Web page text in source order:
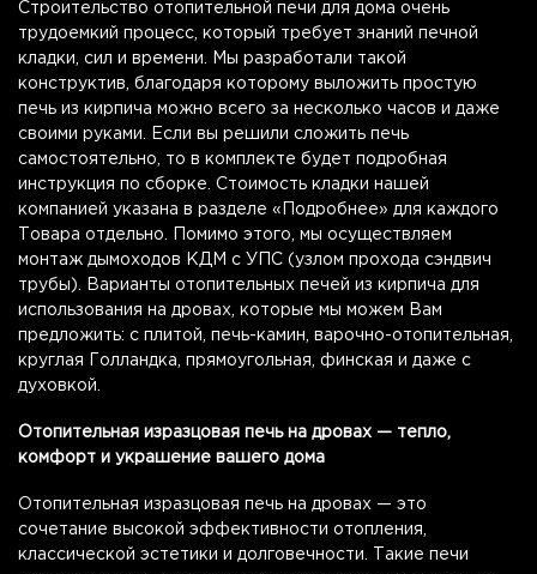
Строительство отопительной печи для дома очень
трудоемкий процесс, который требует знаний печной
кладки, сил и времени. Мы разработали такой
конструктив, благодаря которому выложить простую
печь из кирпича можно всего за несколько часов и даже
своими руками. Если вы решили сложить печь
самостоятельно, то в комплекте будет подробная
инструкция по сборке. Стоимость кладки нашей
компанией указана в разделе «Подробнее» для каждого
Товара отдельно. Помимо этого, мы осуществляем
монтаж дымоходов КДМ с УПС (узлом прохода сэндвич
трубы). Варианты отопительных печей из кирпича для
использования на дровах, которые мы можем Вам
предложить: с плитой, печь-камин, варочно-отопительная,
круглая Голландка, прямоугольная, финская и даже с
духовкой.
Отопительная изразцовая печь на дровах — тепло,
комфорт и украшение вашего дома
Отопительная изразцовая печь на дровах — это
сочетание высокой эффективности отопления,
классической эстетики и долговечности. Такие печи